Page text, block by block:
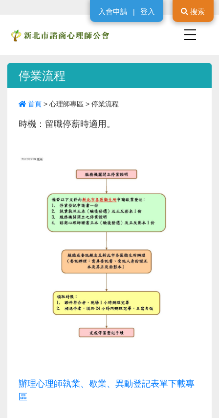
入會申請 登入 搜索
停業流程
首頁 > 心理師專區 > 停業流程
時機：留職停薪時適用。
辦理心理師執業、歇業、異動登記表單下載專
區